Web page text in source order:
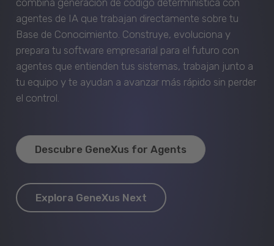
combina generación de código determinística con
agentes de IA que trabajan directamente sobre tu
Base de Conocimiento. Construye, evoluciona y
prepara tu software empresarial para el futuro con
agentes que entienden tus sistemas, trabajan junto a
tu equipo y te ayudan a avanzar más rápido sin perder
el control.
Descubre GeneXus for Agents
Explora GeneXus Next